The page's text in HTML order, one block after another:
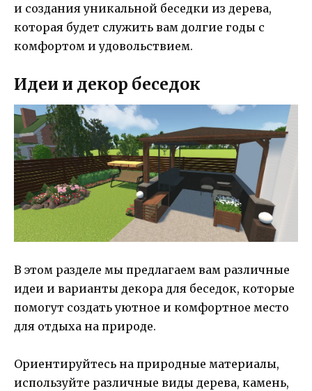
и создания уникальной беседки из дерева,
которая будет служить вам долгие годы с
комфортом и удовольствием.
Идеи и декор беседок
В этом разделе мы предлагаем вам различные
идеи и варианты декора для беседок, которые
помогут создать уютное и комфортное место
для отдыха на природе.
Ориентируйтесь на природные материалы,
используйте различные виды дерева, камень,